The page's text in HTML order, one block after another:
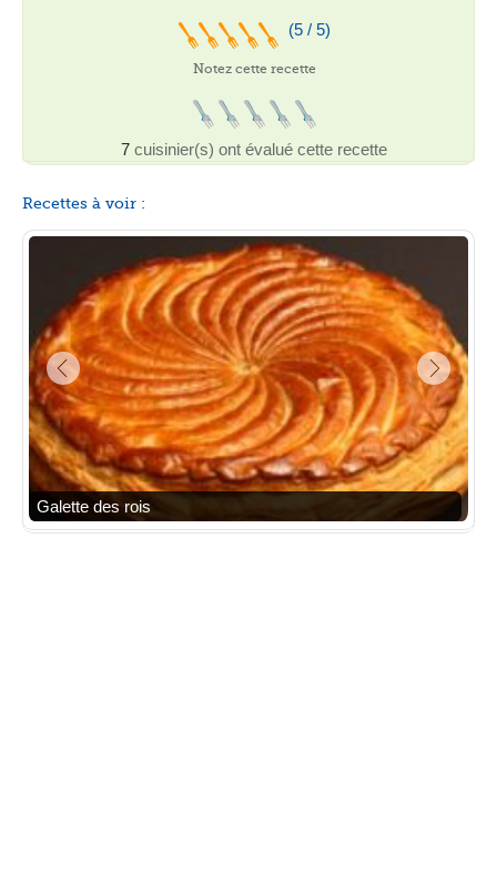
(5 / 5)
Notez cette recette
7 cuisinier(s) ont évalué cette recette
Recettes à voir :
Galette des rois